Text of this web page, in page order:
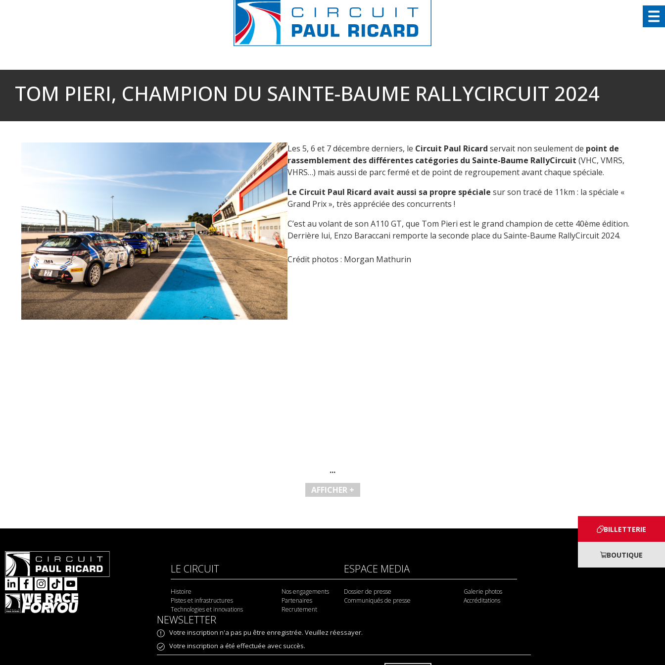
TOM PIERI, CHAMPION DU SAINTE-BAUME RALLYCIRCUIT 2024
Les 5, 6 et 7 décembre derniers, le Circuit Paul Ricard servait non seulement de point de
rassemblement des différentes catégories du Sainte-Baume RallyCircuit (VHC, VMRS,
VHRS…) mais aussi de parc fermé et de point de regroupement avant chaque spéciale.
Le Circuit Paul Ricard avait aussi sa propre spéciale sur son tracé de 11km : la spéciale «
Grand Prix », très appréciée des concurrents !
C’est au volant de son A110 GT, que Tom Pieri est le grand champion de cette 40ème édition.
Derrière lui, Enzo Baraccani remporte la seconde place du Sainte-Baume RallyCircuit 2024.
Crédit photos : Morgan Mathurin
...
AFFICHER +
LE CIRCUIT
Histoire
Pistes et infrastructures
Technologies et innovations
Nos engagements
Partenaires
Recrutement
ESPACE MEDIA
Dossier de presse
Communiqués de presse
Galerie photos
Accréditations
NEWSLETTER
Votre inscription n'a pas pu être enregistrée. Veuillez réessayer.
Votre inscription a été effectuée avec succès.
BILLETTERIE
BOUTIQUE